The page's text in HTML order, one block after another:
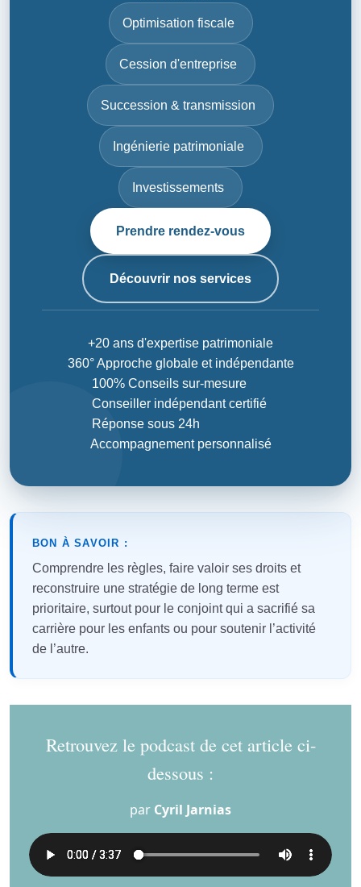
Optimisation fiscale
Cession d'entreprise
Succession & transmission
Ingénierie patrimoniale
Investissements
Prendre rendez-vous
Découvrir nos services
+20 ans d'expertise patrimoniale
360° Approche globale et indépendante
100% Conseils sur-mesure
Conseiller indépendant certifié
Réponse sous 24h
Accompagnement personnalisé
BON À SAVOIR :
Comprendre les règles, faire valoir ses droits et
reconstruire une stratégie de long terme est
prioritaire, surtout pour le conjoint qui a sacrifié sa
carrière pour les enfants ou pour soutenir l’activité
de l’autre.
Retrouvez le podcast de cet article ci-
dessous :
par Cyril Jarnias